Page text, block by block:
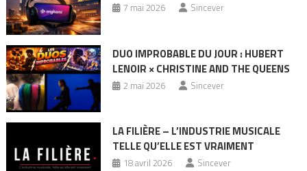
7 mai 2026 Sincever
DUO IMPROBABLE DU JOUR : HUBERT
LENOIR × CHRISTINE AND THE QUEENS
2 mai 2026 Sincever
LA FILIÈRE – L’INDUSTRIE MUSICALE
TELLE QU’ELLE EST VRAIMENT
18 avril 2026 Sincever